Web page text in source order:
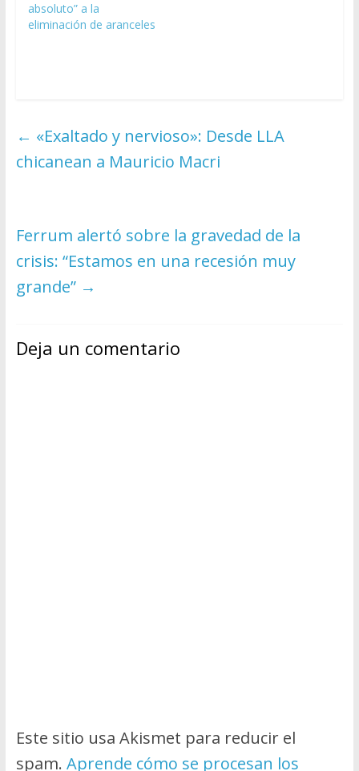
absoluto” a la
eliminación de aranceles
← «Exaltado y nervioso»: Desde LLA
chicanean a Mauricio Macri
Ferrum alertó sobre la gravedad de la
crisis: “Estamos en una recesión muy
grande” →
Deja un comentario
Este sitio usa Akismet para reducir el
spam. Aprende cómo se procesan los